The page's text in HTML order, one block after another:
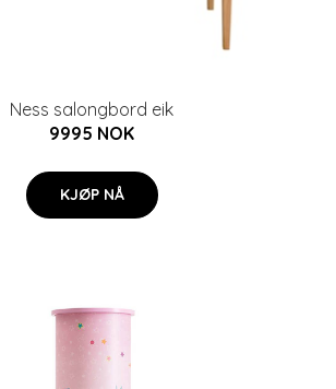
Ness salongbord eik
9995 NOK
KJØP NÅ